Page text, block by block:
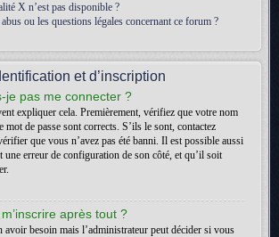
X n’est pas disponible ?
ou les questions légales concernant ce forum ?
et d’inscription
je pas me connecter ?
expliquer cela. Premièrement, vérifiez que votre nom
mot de passe sont corrects. S’ils le sont, contactez
que vous n’avez pas été banni. Il est possible aussi
une erreur de configuration de son côté, et qu’il soit
après tout ?
avoir besoin mais l’administrateur peut décider si vous